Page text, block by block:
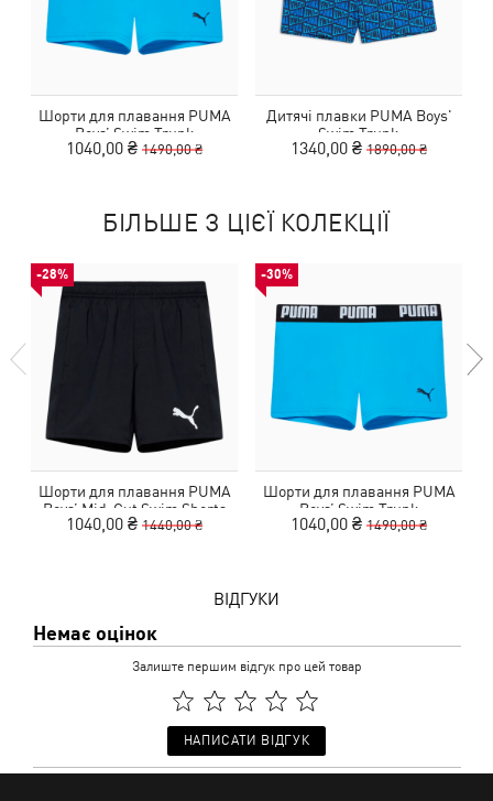
Шорти для плавання PUMA
Boys’‎ Swim Trunk
1040,00 ₴ 1490,00 ₴
Дитячі плавки PUMA Boys'
Swim Trunk
1340,00 ₴ 1890,00 ₴
БІЛЬШЕ З ЦІЄЇ КОЛЕКЦІЇ
-28%
Шорти для плавання PUMA
Boys’‎ Mid-Cut Swim Shorts
1040,00 ₴ 1440,00 ₴
-30%
Шорти для плавання PUMA
Boys’‎ Swim Trunk
1040,00 ₴ 1490,00 ₴
ВІДГУКИ
Немає оцінок
Залиште першим відгук про цей товар
НАПИСАТИ ВІДГУК